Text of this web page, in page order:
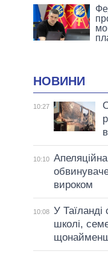
НОВИНИ
10:27
10:10
вироком
10:08 У Таїланді
школі,